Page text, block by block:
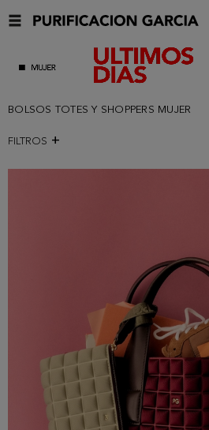
BOLSOS TOTES Y SHOPPERS MUJER
FILTROS